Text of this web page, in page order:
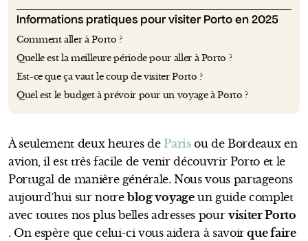
Informations pratiques pour visiter Porto en 2025
Comment aller à Porto ?
Quelle est la meilleure période pour aller à Porto ?
Est-ce que ça vaut le coup de visiter Porto ?
Quel est le budget à prévoir pour un voyage à Porto ?
À seulement deux heures deParisou de Bordeaux en
avion, il est très facile de venir découvrir Porto et le
Portugal de manière générale. Nous vous partageons
aujourd’hui sur notreblog voyageun guide complet
avec toutes nos plus belles adresses pour visiter Porto
. On espère que celui-ci vous aidera à savoirque faire